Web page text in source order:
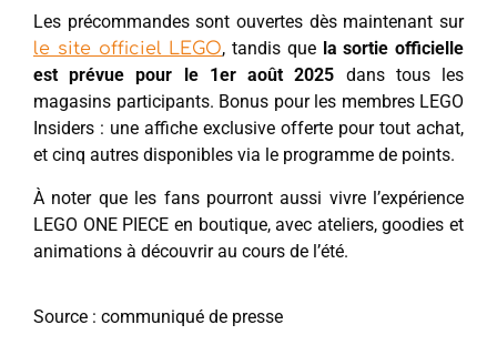
Les précommandes sont ouvertes dès maintenant sur
le site officiel LEGO, tandis quela sortie officielle
est prévue pour le 1er août 2025 dans tous les
magasins participants. Bonus pour les membres LEGO
Insiders : une affiche exclusive offerte pour tout achat,
et cinq autres disponibles via le programme de points.
À noter que les fans pourront aussi vivre l’expérience
LEGO ONE PIECE en boutique, avec ateliers, goodies et
animations à découvrir au cours de l’été.
Source : communiqué de presse